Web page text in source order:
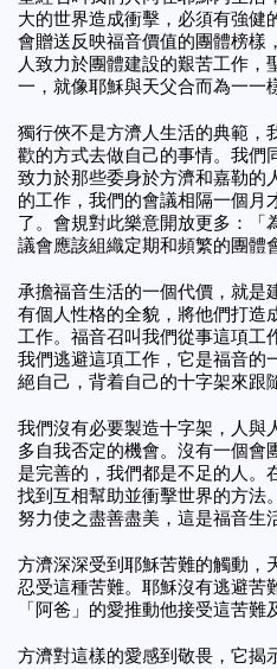
大的世界造成衝擊，必須有強健
會贈送反映福音價值的團體榜樣
人致力於團體建設的艱苦工作，
一，就像耶穌與天父合而為一一
獨行俠不是方濟人生活的典範，
歡的方式去做自己的事情。我們
致力於那些委身於方濟和嘉勒的
的工作，我們的會議相隔一個月
了。會規對此樂意開放更多：
議會應該組織定期和頻繁的團體
承擔福音生活的一個代價，就是
有個人性格的全貌，將他們打造
工作。福音召叫我們從事這項工
我們逃避這項工作，它是福音的
絕自己，背着自己的十字架來跟
我們沒有必要製造十字架，人與
多自我否定的機會。沒有一個會
是完善的，我們都是不足的人。
找到互相幫助並衝擊世界的方法
努力使之盡善盡美，這是福音生
方濟深深受到耶穌苦難的觸動，
忍受這種苦難。耶穌沒有逃避苦
「阿爸」的愛推動他接受這苦難
方濟對這樣的愛感到敬畏，它揭